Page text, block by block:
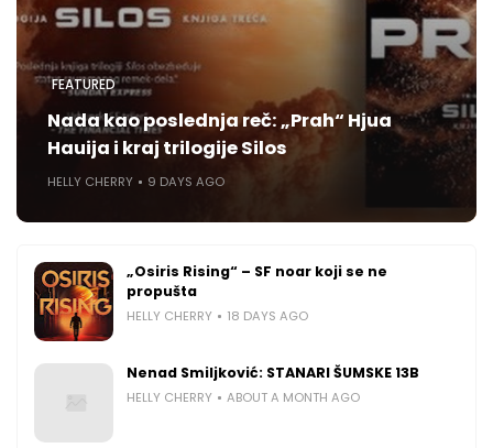
FEATURED
Nada kao poslednja reč: „Prah“ Hjua
Hauija i kraj trilogije Silos
HELLY CHERRY 9 DAYS AGO
„Osiris Rising“ – SF noar koji se ne
propušta
HELLY CHERRY 18 DAYS AGO
Nenad Smiljković: STANARI ŠUMSKE 13B
HELLY CHERRY ABOUT A MONTH AGO